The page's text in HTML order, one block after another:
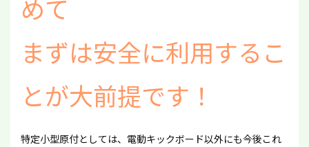
めて
まずは安全に利用するこ
とが大前提です！
特定小型原付としては、電動キックボード以外にも今後これ